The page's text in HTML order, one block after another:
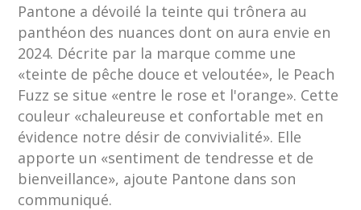
Pantone a dévoilé la teinte qui trônera au
panthéon des nuances dont on aura envie en
2024. Décrite par la marque comme une
«teinte de pêche douce et veloutée», le Peach
Fuzz se situe «entre le rose et l'orange». Cette
couleur «chaleureuse et confortable met en
évidence notre désir de convivialité». Elle
apporte un «sentiment de tendresse et de
bienveillance», ajoute Pantone dans son
communiqué.